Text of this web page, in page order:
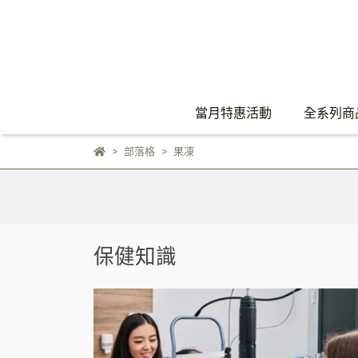
當月特惠活動 全系列商
部落格 果凍
保健知識